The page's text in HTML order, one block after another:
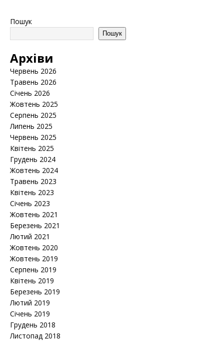
Пошук
Пошук
Архіви
Червень 2026
Травень 2026
Січень 2026
Жовтень 2025
Серпень 2025
Липень 2025
Червень 2025
Квітень 2025
Грудень 2024
Жовтень 2024
Травень 2023
Квітень 2023
Січень 2023
Жовтень 2021
Березень 2021
Лютий 2021
Жовтень 2020
Жовтень 2019
Серпень 2019
Квітень 2019
Березень 2019
Лютий 2019
Січень 2019
Грудень 2018
Листопад 2018